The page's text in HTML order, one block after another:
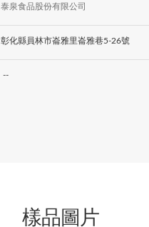
泰泉食品股份有限公司
彰化縣員林市崙雅里崙雅巷5-26號
--
樣品圖片